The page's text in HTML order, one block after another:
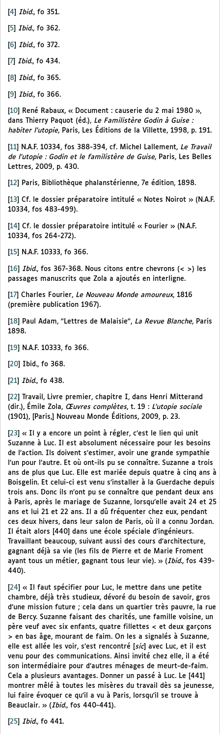
[4] Ibid., fo 351.
5 Ibid., fo 362.
[6] Ibid., fo 372.
7 Ibid., fo 434.
8 Ibid., fo 365.
[9] Ibid., fo 366.
10
René Rabaux, « Document : causerie du 2 mai 1980 »,
dans Thierry Paquot (éd.), Le Familistère Godin à Guise :
habiter l’utopie, Paris, Les Éditions de la Villette, 1998, p. 191.
[11] N.A.F. 10334, fos 388-394, cf. Michel Lallement, Le Travail
de l’utopie : Godin et le familistère de Guise, Paris, Les Belles
Lettres, 2009, p. 430.
12 Paris, Bibliothèque phalanstérienne, 7e édition, 1898.
13
Cf. le dossier préparatoire intitulé « Notes Noirot » (N.A.F.
10334, fos 483-499).
[14] Cf. le dossier préparatoire intitulé « Fourier » (N.A.F.
10334, fos 264-272).
15 N.A.F. 10333, fo 366.
[16] Ibid., fos 367-368. Nous citons entre chevrons (< >) les
passages manuscrits que Zola a ajoutés en interligne.
17 Charles Fourier, Le Nouveau Monde amoureux, 1816
(première publication 1967).
18 Paul Adam, "Lettres de Malaisie", La Revue Blanche, Paris
1898.
[19] N.A.F. 10333, fo 366.
20 Ibid., fo 368.
[21] Ibid., fo 438.
22
Travail, Livre premier, chapitre I, dans Henri Mitterand
(dir.), Émile Zola, Œuvres complètes, t. 19 : L’utopie sociale
(1901), [Paris,] Nouveau Monde Éditions, 2009, p. 23.
23
« Il y a encore un point à régler, c’est le lien qui unit
Suzanne à Luc. Il est absolument nécessaire pour les besoins
de l’action. Ils doivent s’estimer, avoir une grande sympathie
l’un pour l’autre. Et où ont-ils pu se connaître. Suzanne a trois
ans de plus que Luc. Elle est mariée depuis quatre à cinq ans à
Boisgelin. Et celui-ci est venu s’installer à la Guerdache depuis
trois ans. Donc ils n’ont pu se connaître que pendant deux ans
à Paris, après le mariage de Suzanne, lorsqu’elle avait 24 et 25
ans et lui 21 et 22 ans. Il a dû fréquenter chez eux, pendant
ces deux hivers, dans leur salon de Paris, où il a connu Jordan.
Il était alors [440] dans une école spéciale d’ingénieurs.
Travaillant beaucoup, suivant aussi des cours d’architecture,
gagnant déjà sa vie (les fils de Pierre et de Marie Froment
ayant tous un métier, gagnant tous leur vie). » (Ibid., fos 439-
440).
[24] « Il faut spécifier pour Luc, le mettre dans une petite
chambre, déjà très studieux, dévoré du besoin de savoir, gros
d’une mission future ; cela dans un quartier très pauvre, la rue
de Bercy. Suzanne faisant des charités, une famille voisine, un
père veuf avec six enfants, quatre fillettes < et deux garçons
> en bas âge, mourant de faim. On les a signalés à Suzanne,
elle est allée les voir, s’est rencontré [sic] avec Luc, et il est
venu pour des communications. Ainsi invité chez elle, il a été
son intermédiaire pour d’autres ménages de meurt-de-faim.
Cela a plusieurs avantages. Donner un passé à Luc. Le [441]
montrer mêlé à toutes les misères du travail dès sa jeunesse,
lui faire évoquer ce qu’il a vu à Paris, lorsqu’il se trouve à
Beauclair. » (Ibid., fos 440-441).
25 Ibid., fo 441.